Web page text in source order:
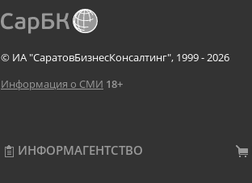
© ИА "СаратовБизнесКонсалтинг", 1999 - 2026
Информация о СМИ 18+
ИНФОРМАГЕНТСТВО